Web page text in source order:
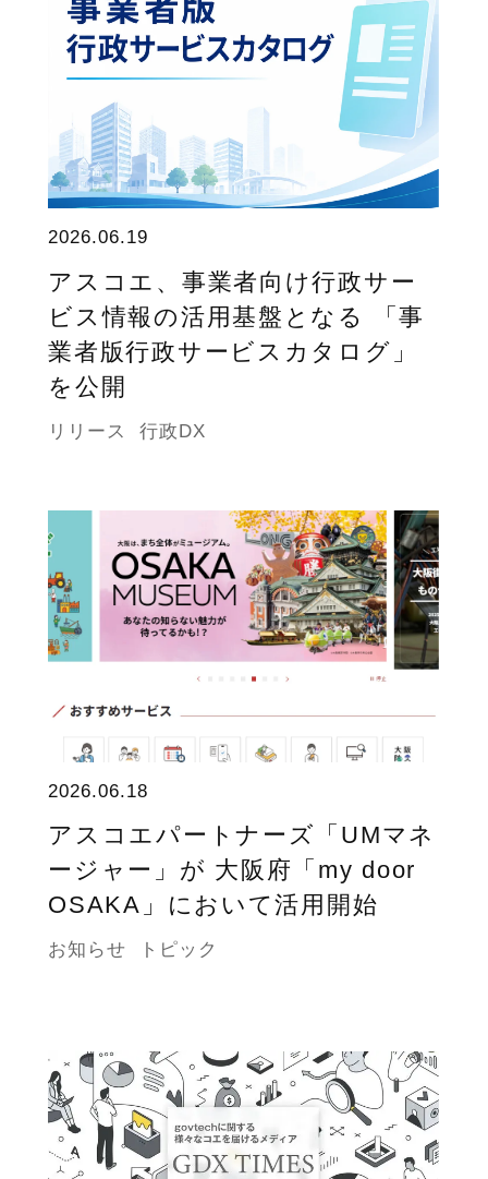
2026.06.19
アスコエ、事業者向け行政サー
ビス情報の活用基盤となる 「事
業者版行政サービスカタログ」
を公開
リリース 行政DX
2026.06.18
アスコエパートナーズ「UMマネ
ージャー」が 大阪府「my door
OSAKA」において活用開始
お知らせ トピック